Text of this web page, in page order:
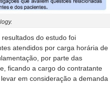
do estudo foi
atendidos por carga horária de
por parte das
ficando a cargo do contratante
em consideração a demanda